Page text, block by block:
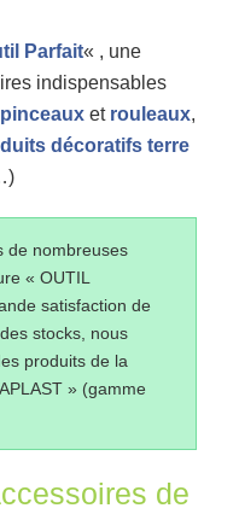
Parfait« , une
indispensables
pinceaux et rouleaux,
décoratifs terre
de nombreuses
« OUTIL
satisfaction de
stocks, nous
produits de la
» (gamme
de